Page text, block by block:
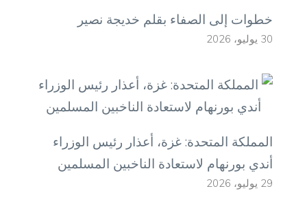
خطوات إلى الصفاء بقلم خديجة نصير
30 يوليو، 2026
المملكة المتحدة: غزة، أعذار رئيس الوزراء
أندي بورنهام لاستعادة الناخبين المسلمين
29 يوليو، 2026